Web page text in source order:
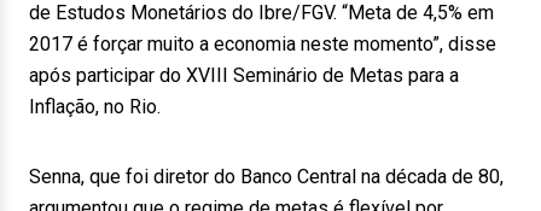
de Estudos Monetários do Ibre/FGV. “Meta de 4,5% em
2017 é forçar muito a economia neste momento”, disse
após participar do XVIII Seminário de Metas para a
Inflação, no Rio.
Senna, que foi diretor do Banco Central na década de 80,